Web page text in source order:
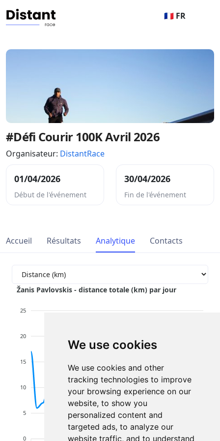
We use cookies
We use cookies and other
tracking technologies to improve
your browsing experience on our
website, to show you
personalized content and
targeted ads, to analyze our
website traffic, and to understand
🇫🇷 FR
#Défi Courir 100K Avril 2026
Organisateur: DistantRace
01/04/2026
Début de l'événement
30/04/2026
Fin de l'événement
Accueil Résultats Analytique Contacts
Žanis Pavlovskis - distance totale (km) par jour
25
20
15
10
5
0